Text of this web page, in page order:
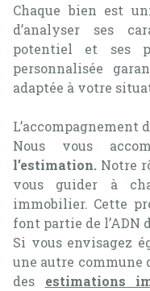
Chaque bien est
d’analyser ses
potentiel et ses
personnalisée
adaptée à votre
L’accompagnement
Nous vous
l’estimation. Notre
vous guider à
immobilier. Cette
font partie de l’ADN
Si vous envisagez
une autre commune
des estimations